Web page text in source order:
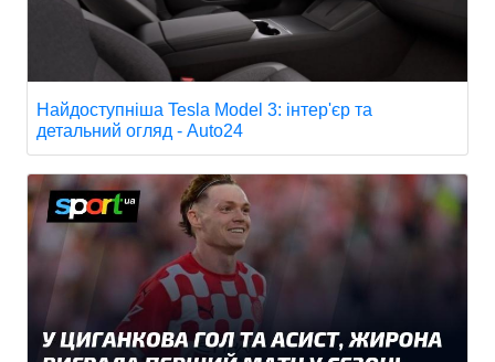
Найдоступніша Tesla Model 3: інтер'єр та
детальний огляд - Auto24